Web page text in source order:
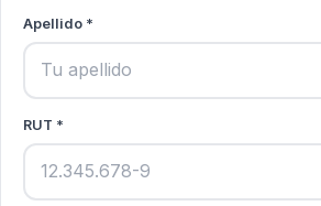
Apellido *
RUT *